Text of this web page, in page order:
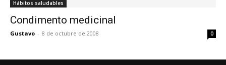
Hábitos saludables
Condimento medicinal
Gustavo - 8 de octubre de 2008 0